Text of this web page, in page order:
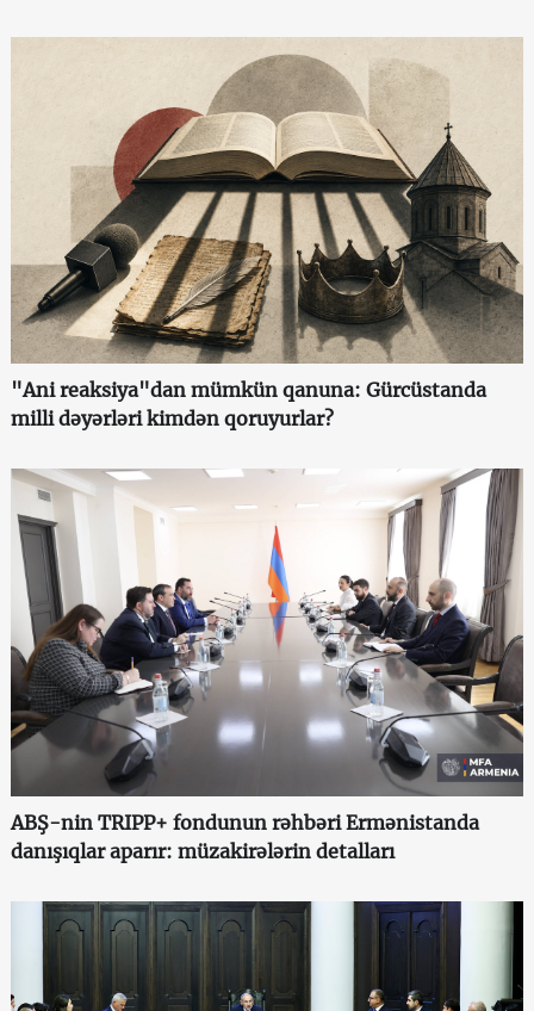
"Ani reaksiya"dan mümkün qanuna: Gürcüstanda
milli dəyərləri kimdən qoruyurlar?
ABŞ-nin TRIPP+ fondunun rəhbəri Ermənistanda
danışıqlar aparır: müzakirələrin detalları